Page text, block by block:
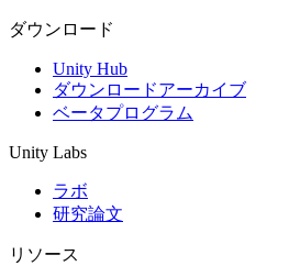
マルチプレイヤーゲーム
マルチプレイヤーゲーム制作を簡素化
ダウンロード
Unity Hub
ダウンロードアーカイブ
ベータプログラム
Unity Labs
ラボ
研究論文
リソース